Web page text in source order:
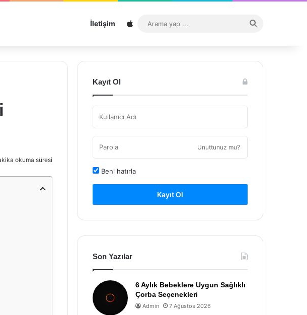
İletişim Sitemap
...
okuma süresi
Kayıt Ol
Unuttunuz mu?
Beni hatırla
Kayıt Ol
Son Yazılar
6 Aylık Bebeklere Uygun Sağlıklı
Çorba Seçenekleri
Admin 7 Ağustos 2026